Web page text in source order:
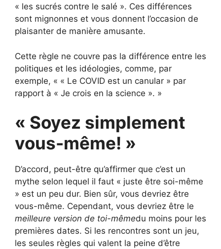
« les sucrés contre le salé ». Ces différences
sont mignonnes et vous donnent l’occasion de
plaisanter de manière amusante.
Cette règle ne couvre pas la différence entre les
politiques et les idéologies, comme, par
exemple, « « Le COVID est un canular » par
rapport à « Je crois en la science ». »
« Soyez simplement
vous-même! »
D’accord, peut-être qu’affirmer que c’est un
mythe selon lequel il faut « juste être soi-même
» est un peu dur. Bien sûr, vous devriez être
vous-même. Cependant, vous devriez être le
meilleure version de toi-mêmedu moins pour les
premières dates. Si les rencontres sont un jeu,
les seules règles qui valent la peine d’être